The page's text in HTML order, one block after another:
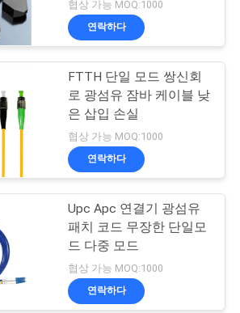
협상 가능 MOQ:1000
연락하다
FTTH 단일 모드 쌍신회
로 광섬유 잠바 케이블 낮
은 삽입 손실
협상 가능 MOQ:1000
연락하다
Upc Apc 연결기 광섬유
패치 코드 무장한 단일모
드 다중 모드
협상 가능 MOQ:1000
연락하다